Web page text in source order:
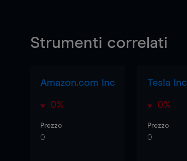
Strumenti correlati
Amazon.com Inc
0%
Prezzo
0
Tesla Inc
0%
Prezzo
0